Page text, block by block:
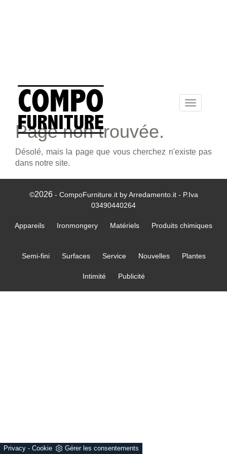
Privacy - Cookie Gérer les consentements
Toggle
navigation
Page non trouvée.
Désolé, mais la page que vous cherchez n'existe pas
dans notre site.
©2026- CompoFurniture.it by Arredamento.it - P.Iva
03490440264
Appareils Ironmongery Matériels Produits chimiques
Semi-fini Surfaces Service Nouvelles Plantes
Intimité Publicité